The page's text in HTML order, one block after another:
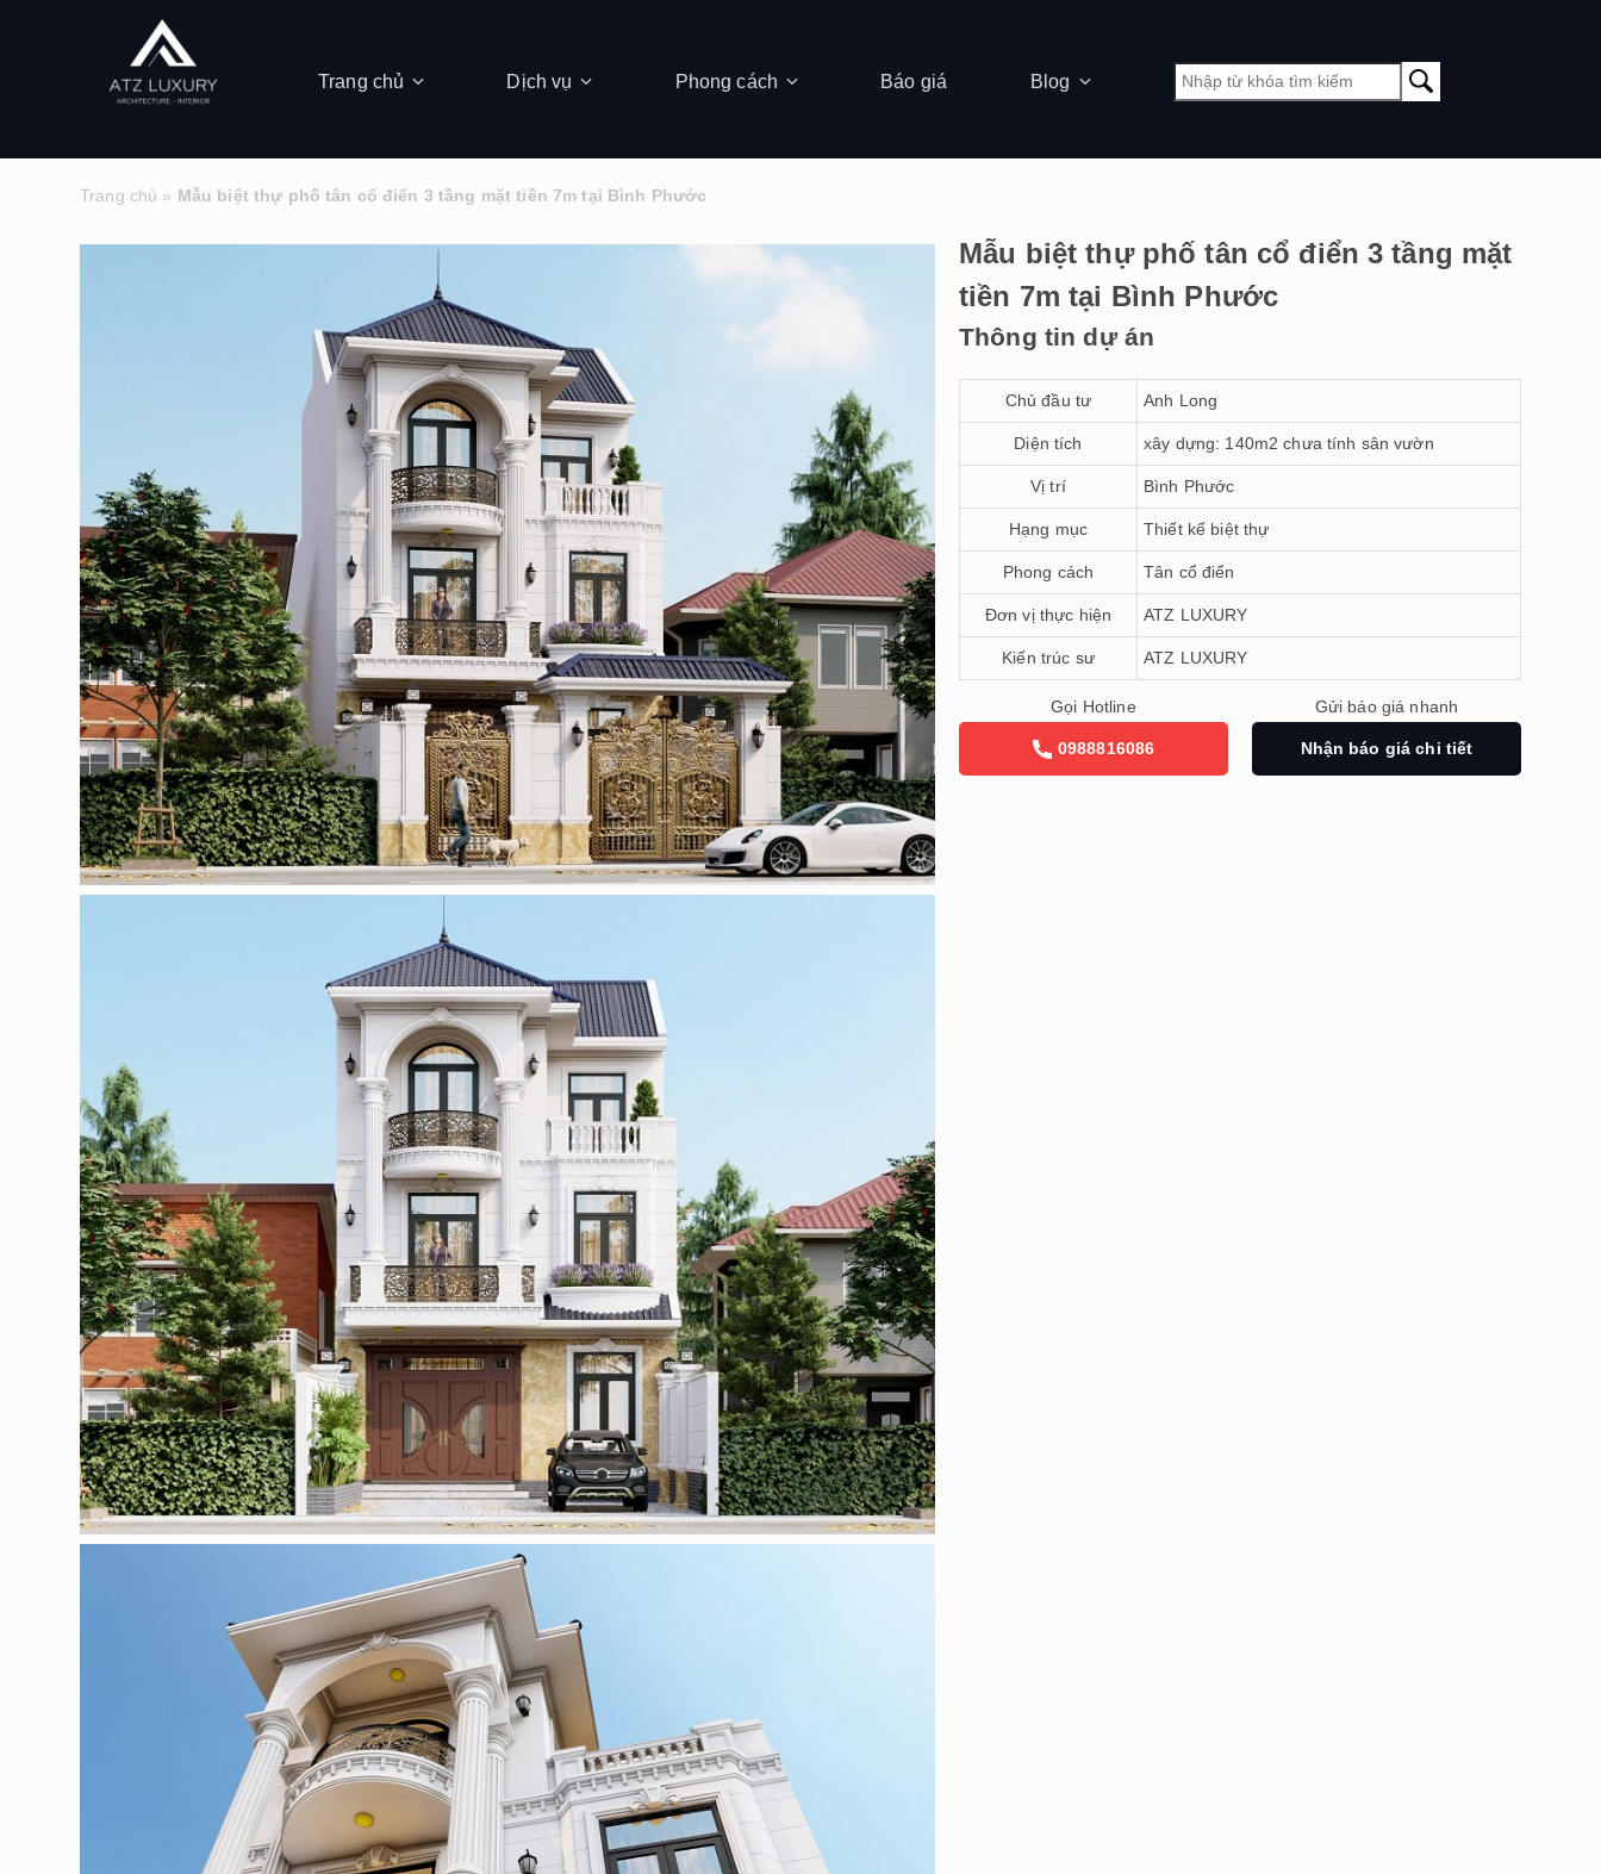
Trang chủ Dịch vụ Phong cách Báo giá Blog
Trang chủ » Mẫu biệt thự phố tân cổ điển 3 tầng mặt tiền 7m tại Bình Phước
Mẫu biệt thự phố tân cổ điển 3 tầng mặt
tiền 7m tại Bình Phước
Thông tin dự án
Chủ đầu tư Anh Long
Diện tích xây dựng: 140m2 chưa tính sân vườn
Vị trí Bình Phước
Hạng mục Thiết kế biệt thự
Phong cách Tân cổ điển
Đơn vị thực hiện ATZ LUXURY
Kiến trúc sư ATZ LUXURY
Gọi Hotline
0988816086
Gửi báo giá nhanh
Nhận báo giá chi tiết